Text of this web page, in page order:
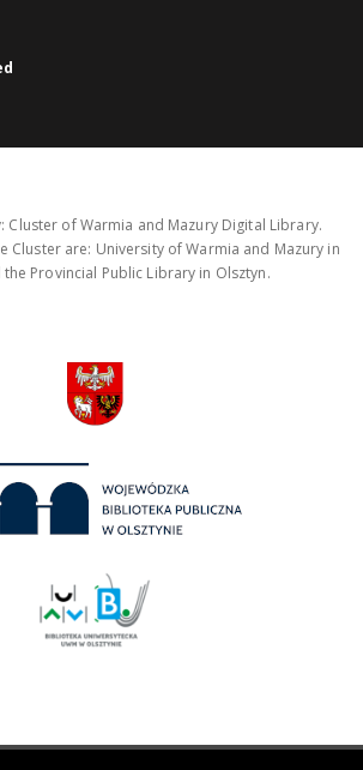
Cluster of Warmia and Mazury Digital Library.
Cluster are: University of Warmia and Mazury in
Provincial Public Library in Olsztyn.